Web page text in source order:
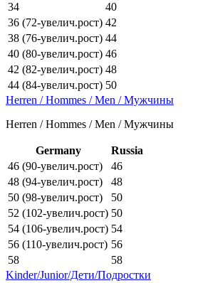
34
40
36 (72-увелич.рост) 42
38 (76-увелич.рост) 44
40 (80-увелич.рост) 46
42 (82-увелич.рост) 48
44 (84-увелич.рост) 50
Herren / Hommes / Men / Мужчины
Herren / Hommes / Men / Мужчины
Germany
Russia
46 (90-увелич.рост)
46
48 (94-увелич.рост)
48
50 (98-увелич.рост)
50
52 (102-увелич.рост) 50
54 (106-увелич.рост) 54
56 (110-увелич.рост) 56
58
58
Kinder/Junior/Дети/Подростки